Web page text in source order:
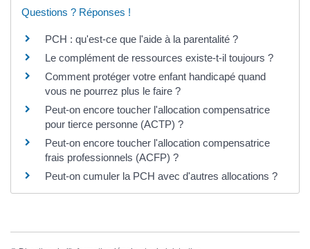
Questions ? Réponses !
PCH : qu'est-ce que l'aide à la parentalité ?
Le complément de ressources existe-t-il toujours ?
Comment protéger votre enfant handicapé quand
vous ne pourrez plus le faire ?
Peut-on encore toucher l'allocation compensatrice
pour tierce personne (ACTP) ?
Peut-on encore toucher l'allocation compensatrice
frais professionnels (ACFP) ?
Peut-on cumuler la PCH avec d'autres allocations ?